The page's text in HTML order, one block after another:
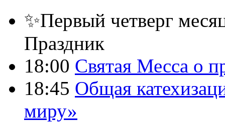
✨Первый четверг
Праздник
18:00 Святая Месса о
18:45 Общая
миру»